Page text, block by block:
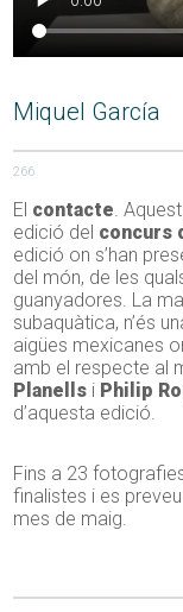
Miquel García
266
El contacte.
edició del concurs
edició on s’han
del món, de les
guanyadores. La
subaquàtica, n’és
aigües mexicanes
amb el respecte al
Planells i Philip
d’aquesta edició.
Fins a 23
finalistes i es
mes de maig.